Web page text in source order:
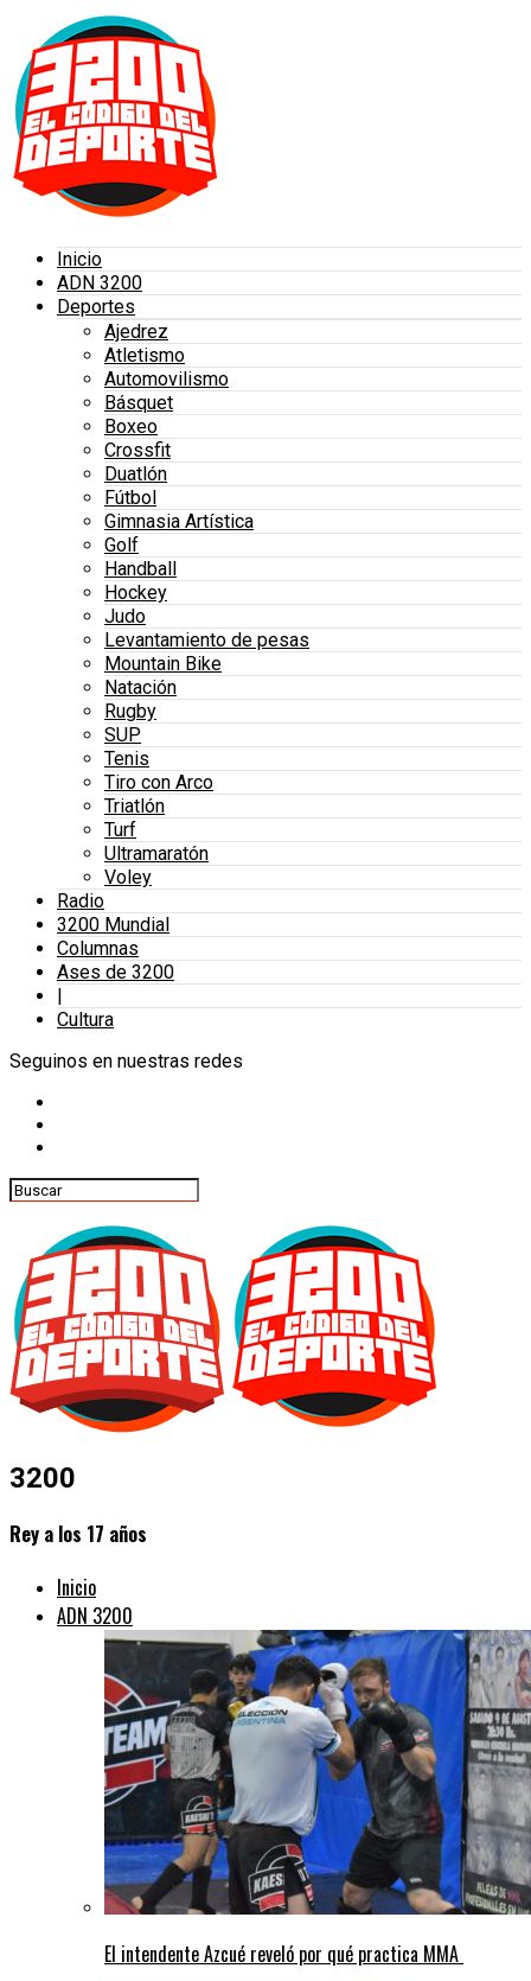
Inicio
ADN 3200
Deportes
Ajedrez
Atletismo
Automovilismo
Básquet
Boxeo
Crossfit
Duatlón
Fútbol
Gimnasia Artística
Golf
Handball
Hockey
Judo
Levantamiento de pesas
Mountain Bike
Natación
Rugby
SUP
Tenis
Tiro con Arco
Triatlón
Turf
Ultramaratón
Voley
Radio
3200 Mundial
Columnas
Ases de 3200
|
Cultura
Seguinos en nuestras redes
3200
Rey a los 17 años
Inicio
ADN 3200
El intendente Azcué reveló por qué practica MMA